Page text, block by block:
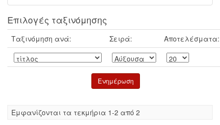
Επιλογές ταξινόμησης
Ταξινόμηση ανά: Σειρά: Αποτελέσματα:
Eμφανίζονται τα τεκμήρια 1-2 από 2